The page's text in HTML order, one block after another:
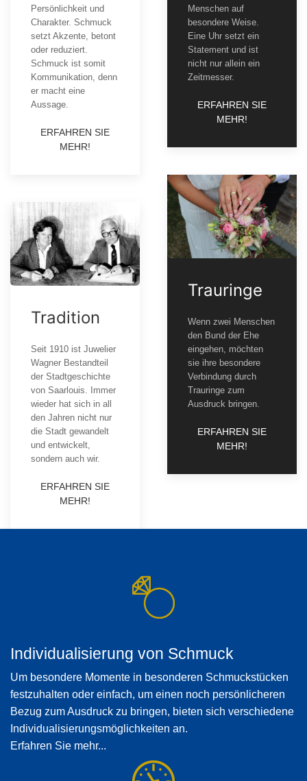
Persönlichkeit und
Charakter. Schmuck
setzt Akzente, betont
oder reduziert.
Schmuck ist somit
Kommunikation, denn
er macht eine
Aussage.
ERFAHREN SIE
MEHR!
Menschen auf
besondere Weise.
Eine Uhr setzt ein
Statement und ist
nicht nur allein ein
Zeitmesser.
ERFAHREN SIE
MEHR!
Tradition
Seit 1910 ist Juwelier
Wagner Bestandteil
der Stadtgeschichte
von Saarlouis. Immer
wieder hat sich in all
den Jahren nicht nur
die Stadt gewandelt
und entwickelt,
sondern auch wir.
ERFAHREN SIE
MEHR!
Trauringe
Wenn zwei Menschen
den Bund der Ehe
eingehen, möchten
sie ihre besondere
Verbindung durch
Trauringe zum
Ausdruck bringen.
ERFAHREN SIE
MEHR!
Individualisierung von Schmuck
Um besondere Momente in besonderen Schmuckstücken
festzuhalten oder einfach, um einen noch persönlicheren
Bezug zum Ausdruck zu bringen, bieten sich verschiedene
Individualisierungsmöglichkeiten an.
Erfahren Sie mehr...